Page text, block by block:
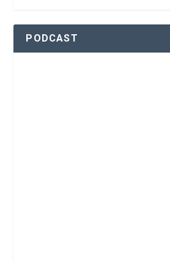
PODCAST